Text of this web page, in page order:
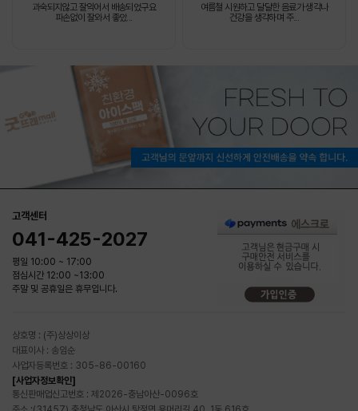
과숙되지않고 잘익어서 배송되었구요
파손없이 잘와서 좋았...
여름철 시원하고 달달한 음료가 생각나
건강을 생각하며 주...
고객센터
041-425-2027
평일 10:00 ~ 17:00
점심시간 12:00 ~13:00
주말 및 공휴일은 휴무입니다.
상호명 : (주)상상이상
대표이사 : 송임순
사업자등록번호 : 305-86-00160
[사업자정보확인]
통신판매업신고번호 : 제2026-충남아산-0096호